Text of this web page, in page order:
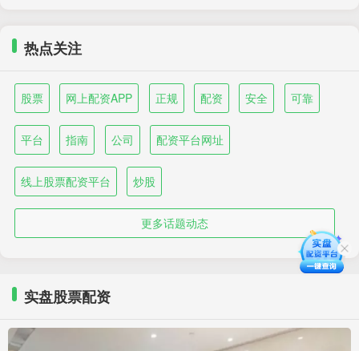
热点关注
股票 网上配资APP 正规 配资 安全 可靠
平台 指南 公司 配资平台网址
线上股票配资平台 炒股
更多话题动态
实盘股票配资